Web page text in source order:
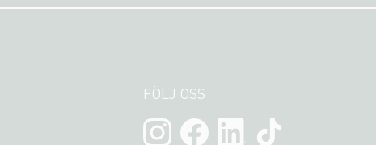
FÖLJ OSS